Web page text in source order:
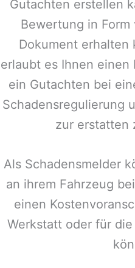
Gutachten erstellen
Bewertung in Form
Dokument erhalten
erlaubt es Ihnen einen
ein Gutachten bei
Schadensregulierung
zur erstatten
Als Schadensmelder
an ihrem Fahrzeug
einen
Werkstatt oder für